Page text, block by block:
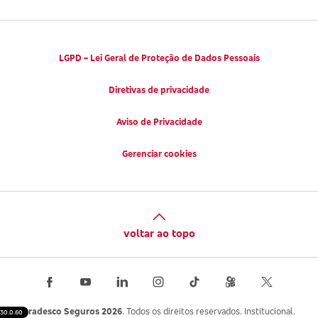
30.0.60
LGPD – Lei Geral de Proteção de Dados Pessoais
Diretivas de privacidade
Aviso de Privacidade
Gerenciar cookies
voltar ao topo
Bradesco Seguros 2026. Todos os direitos reservados. Institucional.